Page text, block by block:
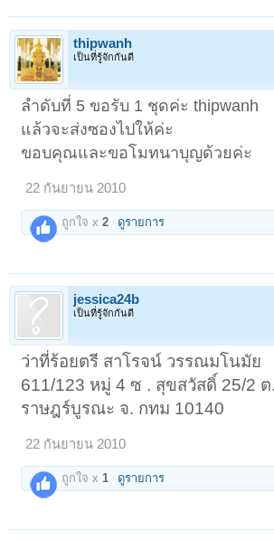
thipwanh
เป็นที่รู้จักกันดี
ลำดับที่ 5 ขอรับ 1 ชุดค่ะ thipwanh
แล้วจะส่งซองไปให้ค่ะ
ขอบคุณและขอโมทนาบุญด้วยค่ะ
22 กันยายน 2010
ถูกใจ x2 ดูรายการ
jessica24b
เป็นที่รู้จักกันดี
ว่าที่ร้อยตรี สาโรจน์ วรรณมโนมัย
611/123 หมู่ 4 ซ . สุขสวัสดิ์ 25/2 ต
ราษฎร์บูรณะ จ. กทม 10140
22 กันยายน 2010
ถูกใจ x 1 ดูรายการ